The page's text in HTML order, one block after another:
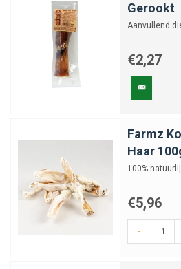
Gerookt
Aanvullend
€2,27
Farmz
Haar
100%
€5,96
-